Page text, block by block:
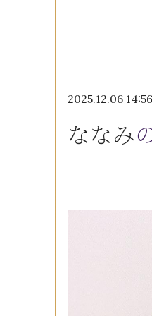
2025.12.06 14:56
ななみ